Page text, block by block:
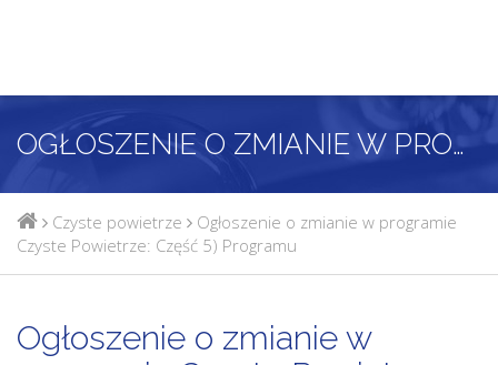
OGŁOSZENIE O ZMIANIE W PROGRAMIE CZYSTE POWIETRZE: CZĘŚĆ 5) PROGRAMU
Czyste powietrze
Ogłoszenie o zmianie w programie
Czyste Powietrze: Część 5) Programu
Ogłoszenie o zmianie w